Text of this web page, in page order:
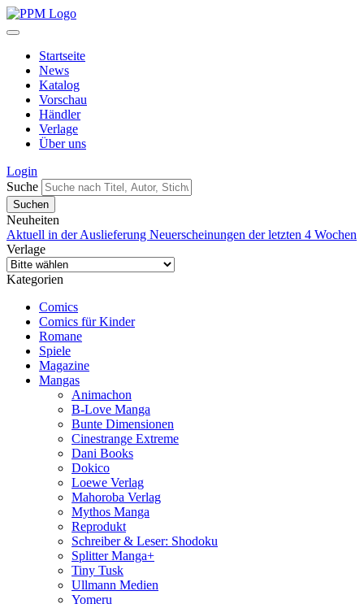
Startseite
News
Katalog
Vorschau
Händler
Verlage
Über uns
Login
Suche
Neuheiten
Aktuell in der Auslieferung Neuerscheinungen der letzten 4 Wochen
Verlage
Kategorien
Comics
Comics für Kinder
Romane
Spiele
Magazine
Mangas
Animachon
B-Love Manga
Bunte Dimensionen
Cinestrange Extreme
Dani Books
Dokico
Loewe Verlag
Mahoroba Verlag
Mythos Manga
Reprodukt
Schreiber & Leser: Shodoku
Splitter Manga+
Tiny Tusk
Ullmann Medien
Yomeru